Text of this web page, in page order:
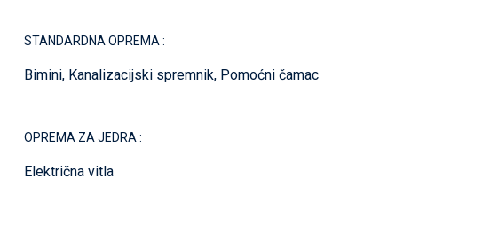
STANDARDNA OPREMA :
Bimini, Kanalizacijski spremnik, Pomoćni čamac
OPREMA ZA JEDRA :
Električna vitla